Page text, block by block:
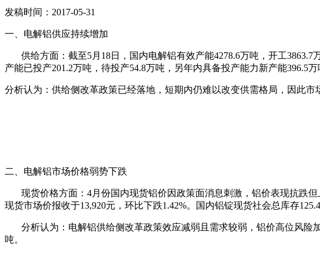
发稿时间：2017-05-31
一、电解铝供应持续增加
供给方面：截至5月18日，国内电解铝有效产能4278.6万吨，开工3863.7
产能已投产201.2万吨，待投产54.8万吨，另年内具备投产能力新产能396.5
分析认为：供给侧改革政策已经落地，短期内仍难以改变供需格局，因此市
二、电解铝市场价格弱势下跌
现货价格方面：4月份国内现货铝价因政策面消息刺激，铝价表现抗跌但
现货市场价报收于13,920元，环比下跌1.42%。国内铝锭现货社会总库存
分析认为：电解铝供给侧改革政策效应减弱且需求较弱，铝价高位风险
吨。